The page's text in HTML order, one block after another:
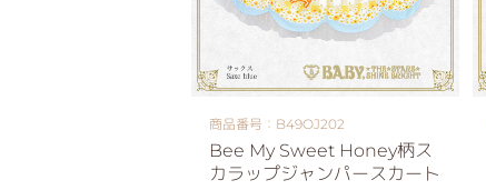
商品番号：B49OJ202
Bee My Sweet Honey柄ス
カラップジャンパースカート